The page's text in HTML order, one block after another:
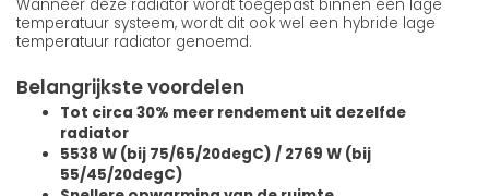
Wanneer deze radiator wordt toegepast binnen een lage
temperatuur systeem, wordt dit ook wel een hybride lage
temperatuur radiator genoemd.
Belangrijkste voordelen
Tot circa 30% meer rendement uit dezelfde
radiator
5538 W (bij 75/65/20degC) / 2769 W (bij
55/45/20degC)